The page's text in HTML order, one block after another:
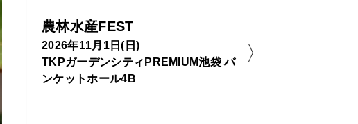
農林水産FEST
2026年11月1日(日)
TKPガーデンシティPREMIUM池袋 バ
ンケットホール4B